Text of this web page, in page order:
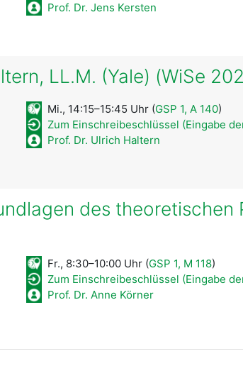
Prof. Dr. Jens Kersten
LL.M. (Yale) (WiSe
Mi., 14:15–15:45 Uhr (GSP 1, A 140)
Zum Einschreibeschlüssel (Eingabe
Prof. Dr. Ulrich Haltern
des theoretischen
Fr., 8:30–10:00 Uhr (GSP 1, M 118)
Zum Einschreibeschlüssel (Eingabe
Prof. Dr. Anne Körner